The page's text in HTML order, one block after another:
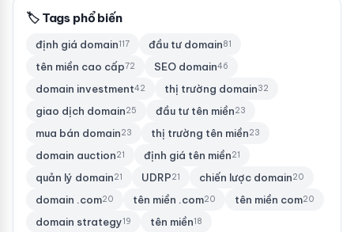
🏷 Tags phổ biến
định giá domain117 đầu tư domain81
tên miền cao cấp72 SEO domain46
domain investment42 thị trường domain32
giao dịch domain25 đầu tư tên miền23
mua bán domain23 thị trường tên miền23
domain auction21 định giá tên miền21
quản lý domain21 UDRP21 chiến lược domain20
domain .com20 tên miền .com20 tên miền com20
domain strategy19 tên miền18